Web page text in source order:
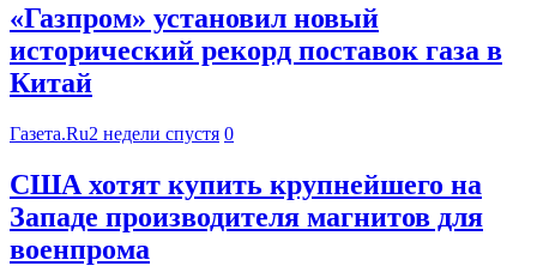
«Газпром» установил новый
исторический рекорд поставок газа в
Китай
Газета.Ru2 недели спустя 0
США хотят купить крупнейшего на
Западе производителя магнитов для
военпрома